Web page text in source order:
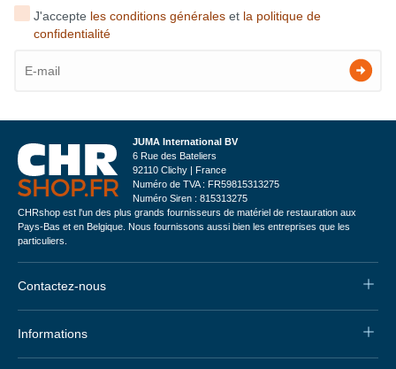
J'accepte les conditions générales et la politique de
confidentialité
JUMA International BV
6 Rue des Bateliers
92110 Clichy | France
Numéro de TVA : FR59815313275
Numéro Siren : 815313275
CHRshop est l'un des plus grands fournisseurs de matériel de restauration aux
Pays-Bas et en Belgique. Nous fournissons aussi bien les entreprises que les
particuliers.
Contactez-nous
Informations